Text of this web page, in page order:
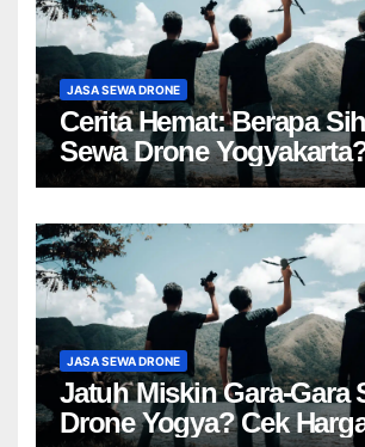
JASA SEWA DRONE
Cerita Hemat: Berapa
Sewa Drone
JASA SEWA DRONE
Jatuh Miskin Gara-Gara
Drone Yogya? Cek